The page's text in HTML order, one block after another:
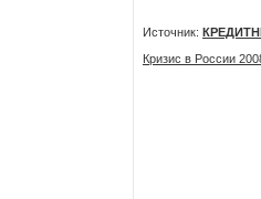
Источник:
Кризис в России